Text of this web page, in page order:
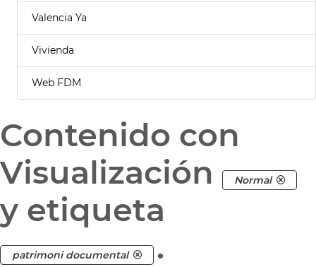
Valencia Ya
Vivienda
Web FDM
Contenido con
Visualización
Normal
y etiqueta
patrimoni documental .